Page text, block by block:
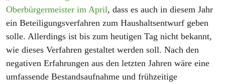
Oberbürgermeister im April, dass es auch in diesem Jahr
ein Beteiligungsverfahren zum Haushaltsentwurf geben
solle. Allerdings ist bis zum heutigen Tag nicht bekannt,
wie dieses Verfahren gestaltet werden soll. Nach den
negativen Erfahrungen aus den letzten Jahren wäre eine
umfassende Bestandsaufnahme und frühzeitige